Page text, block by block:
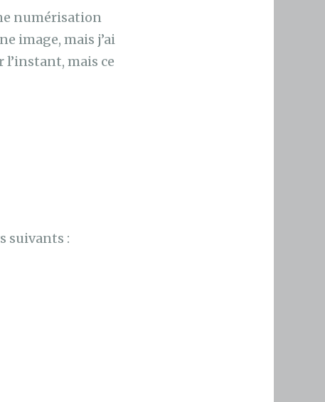
numérisation
image, mais j’ai
l’instant, mais ce
suivants :